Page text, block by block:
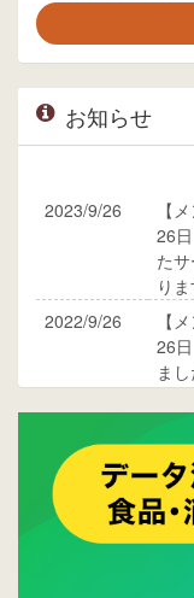
お知らせ
2023/9/26
【
26
た
りま
2022/9/26
【
26
ま
ご
2015/10/19
ウ
プ
2015/09/28
ウレ
し